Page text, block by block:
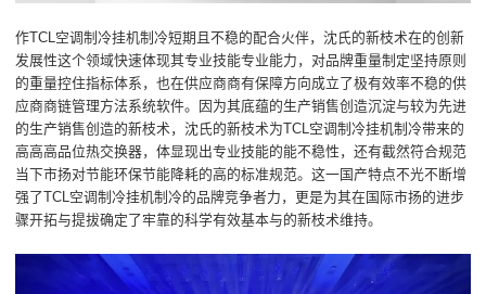
作TCL空调制冷挂机制冷短期且不稳的配合火伴，沈氏的新枝术在的创新
发展性这个领域快速体现其专业技能专业能力，对品牌重量制定坚持原则
的重量控住指标体系，也在供应商商有保障方向成立了极有效率不稳的供
应商商链管理方法系统软件。因为其底蕴的生产销售创造沉淀与较为先进
的生产销售创造的新枝术，沈氏的新枝术为TCL空调制冷挂机制冷带来的
高高高品位热交换器，体显现出专业技能的能不稳性，还有截然符合规范
当下市扬对节能环保节能降耗的高的标准规范。这一国产特点不光不断增
强了TCL空调制冷挂机制冷的品牌竞争者力，更是为其在国际市扬的进步
骤开拓与提拔确定了牢靠的科学有效基本与的新枝术维持。